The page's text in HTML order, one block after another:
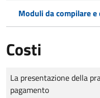
Moduli da compilare
Costi
Tipo di pagamento
Importo
La presentazione della
pagamento